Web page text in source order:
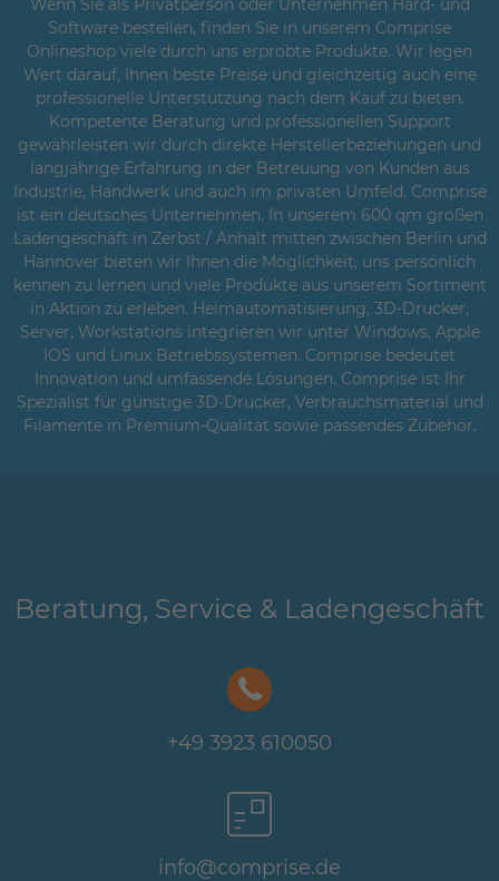
Wenn Sie als Privatperson oder Unternehmen Hard- und
Software bestellen, finden Sie in unserem Comprise
Onlineshop viele durch uns erprobte Produkte. Wir legen
Wert darauf, Ihnen beste Preise und gleichzeitig auch eine
professionelle Unterstützung nach dem Kauf zu bieten.
Kompetente Beratung und professionellen Support
gewährleisten wir durch direkte Herstellerbeziehungen und
langjährige Erfahrung in der Betreuung von Kunden aus
Industrie, Handwerk und auch im privaten Umfeld. Comprise
ist ein deutsches Unternehmen. In unserem 600 qm großen
Ladengeschäft in Zerbst / Anhalt mitten zwischen Berlin und
Hannover bieten wir Ihnen die Möglichkeit, uns persönlich
kennen zu lernen und viele Produkte aus unserem Sortiment
in Aktion zu erleben. Heimautomatisierung, 3D-Drucker,
Server, Workstations integrieren wir unter Windows, Apple
IOS und Linux Betriebssystemen. Comprise bedeutet
Innovation und umfassende Lösungen. Comprise ist Ihr
Spezialist für günstige 3D-Drucker, Verbrauchsmaterial und
Filamente in Premium-Qualität sowie passendes Zubehör.
Beratung, Service & Ladengeschäft
+49 3923 610050
info@comprise.de